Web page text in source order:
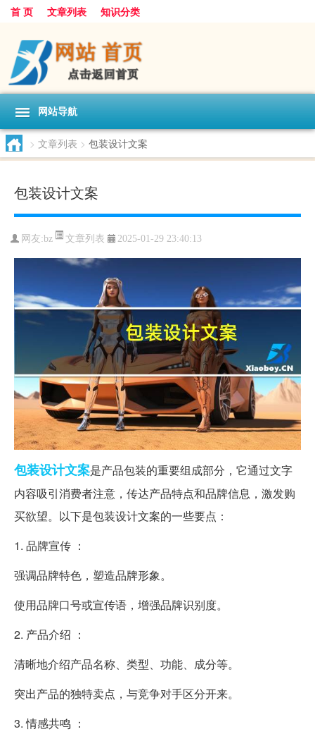
首 页 文章列表 知识分类
网站导航
> 文章列表 > 包装设计文案
包装设计文案
网友:bz 文章列表 2025-01-29 23:40:13
包装设计文案是产品包装的重要组成部分，它通过文字
内容吸引消费者注意，传达产品特点和品牌信息，激发购
买欲望。以下是包装设计文案的一些要点：
1. 品牌宣传 ：
强调品牌特色，塑造品牌形象。
使用品牌口号或宣传语，增强品牌识别度。
2. 产品介绍 ：
清晰地介绍产品名称、类型、功能、成分等。
突出产品的独特卖点，与竞争对手区分开来。
3. 情感共鸣 ：